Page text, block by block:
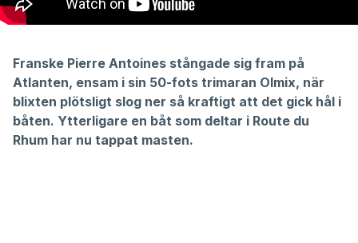
Franske Pierre Antoines stångade sig fram på
Atlanten, ensam i sin 50-fots trimaran Olmix, när
blixten plötsligt slog ner så kraftigt att det gick hål i
båten. Ytterligare en båt som deltar i Route du
Rhum har nu tappat masten.